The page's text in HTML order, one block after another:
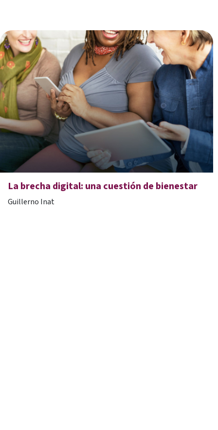
La brecha digital: una cuestión de bienestar
Guillerno Inat